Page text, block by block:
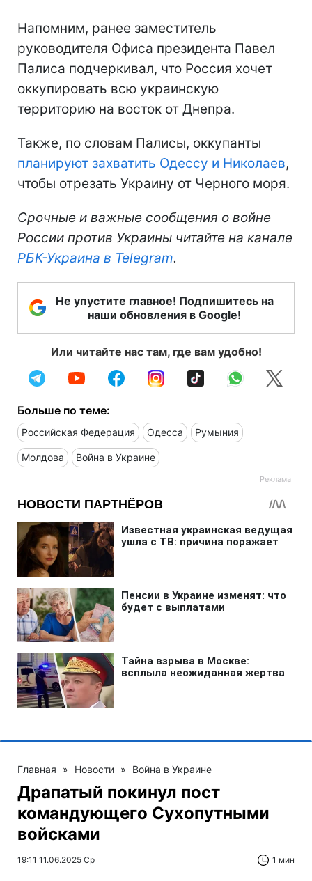
Напомним, ранее заместитель
руководителя Офиса президента Павел
Палиса подчеркивал, что Россия хочет
оккупировать всю украинскую
территорию на восток от Днепра.
Также, по словам Палисы, оккупанты
планируют захватить Одессу и Николаев,
чтобы отрезать Украину от Черного моря.
Срочные и важные сообщения о войне
России против Украины читайте на канале
РБК-Украина в Telegram.
Не упустите главное! Подпишитесь на
наши обновления в Google!
Или читайте нас там, где вам удобно!
Больше по теме:
Российская Федерация Одесса Румыния
Молдова Война в Украине
Главная » Новости » Война в Украине
Драпатый покинул пост
командующего Сухопутными
войсками
19:11 11.06.2025 Ср 1 мин